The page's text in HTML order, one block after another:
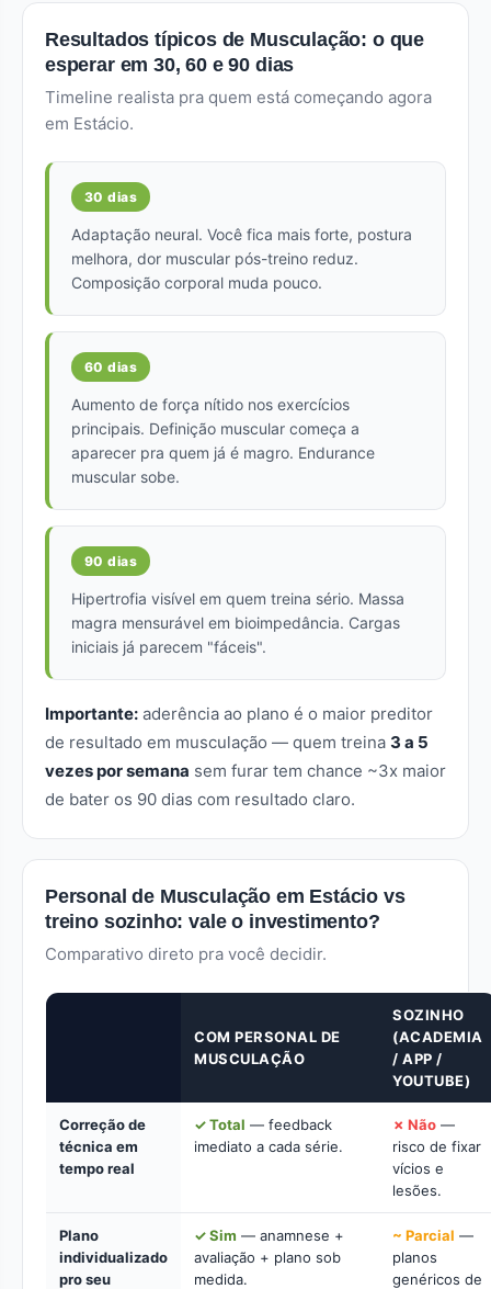
Resultados típicos de Musculação: o que
esperar em 30, 60 e 90 dias
Timeline realista pra quem está começando agora
em Estácio.
30 dias
Adaptação neural. Você fica mais forte, postura
melhora, dor muscular pós-treino reduz.
Composição corporal muda pouco.
60 dias
Aumento de força nítido nos exercícios
principais. Definição muscular começa a
aparecer pra quem já é magro. Endurance
muscular sobe.
90 dias
Hipertrofia visível em quem treina sério. Massa
magra mensurável em bioimpedância. Cargas
iniciais já parecem "fáceis".
Importante: aderência ao plano é o maior preditor
de resultado em musculação — quem treina 3 a 5
vezes por semana sem furar tem chance ~3x maior
de bater os 90 dias com resultado claro.
Personal de Musculação em Estácio vs
treino sozinho: vale o investimento?
Comparativo direto pra você decidir.
COM PERSONAL DE
MUSCULAÇÃO
SOZINHO
(ACADEMIA
/ APP /
YOUTUBE)
Correção de
técnica em
tempo real
✓ Total — feedback
imediato a cada série.
✗ Não —
risco de fixar
vícios e
lesões.
Plano
individualizado
pro seu
✓ Sim — anamnese +
avaliação + plano sob
medida.
~ Parcial —
planos
genéricos de